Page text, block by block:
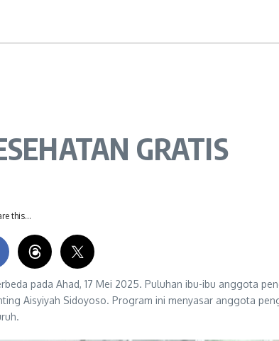
GRATIS
this…
pada Ahad, 17 Mei 2025. Puluhan ibu-ibu anggota
Aisyiyah Sidoyoso. Program ini menyasar anggota